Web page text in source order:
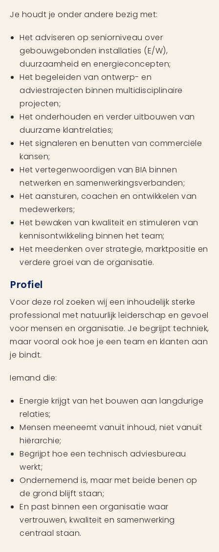
Je houdt je onder andere bezig met:
Het adviseren op seniorniveau over
gebouwgebonden installaties (E/W),
duurzaamheid en energieconcepten;
Het begeleiden van ontwerp- en
adviestrajecten binnen multidisciplinaire
projecten;
Het onderhouden en verder uitbouwen van
duurzame klantrelaties;
Het signaleren en benutten van commerciële
kansen;
Het vertegenwoordigen van BIA binnen
netwerken en samenwerkingsverbanden;
Het aansturen, coachen en ontwikkelen van
medewerkers;
Het bewaken van kwaliteit en stimuleren van
kennisontwikkeling binnen het team;
Het meedenken over strategie, marktpositie en
verdere groei van de organisatie.
Profiel
Voor deze rol zoeken wij een inhoudelijk sterke
professional met natuurlijk leiderschap en gevoel
voor mensen en organisatie. Je begrijpt techniek,
maar vooral ook hoe je een team en klanten aan
je bindt.
Iemand die:
Energie krijgt van het bouwen aan langdurige
relaties;
Mensen meeneemt vanuit inhoud, niet vanuit
hiërarchie;
Begrijpt hoe een technisch adviesbureau
werkt;
Ondernemend is, maar met beide benen op
de grond blijft staan;
En past binnen een organisatie waar
vertrouwen, kwaliteit en samenwerking
centraal staan.